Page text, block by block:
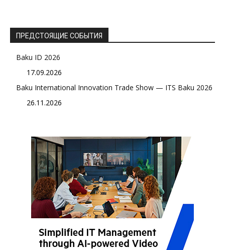
ПРЕДСТОЯЩИЕ СОБЫТИЯ
Baku ID 2026
17.09.2026
Baku International Innovation Trade Show — ITS Baku 2026
26.11.2026